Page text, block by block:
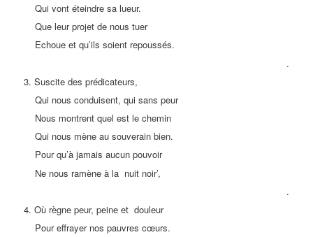
Qui vont éteindre sa lueur.
Que leur projet de nous tuer
Echoue et qu’ils soient repoussés.
.
3. Suscite des prédicateurs,
Qui nous conduisent, qui sans peur
Nous montrent quel est le chemin
Qui nous mène au souverain bien.
Pour qu’à jamais aucun pouvoir
Ne nous ramène à la nuit noir’,
.
4. Où règne peur, peine et douleur
Pour effrayer nos pauvres cœurs.